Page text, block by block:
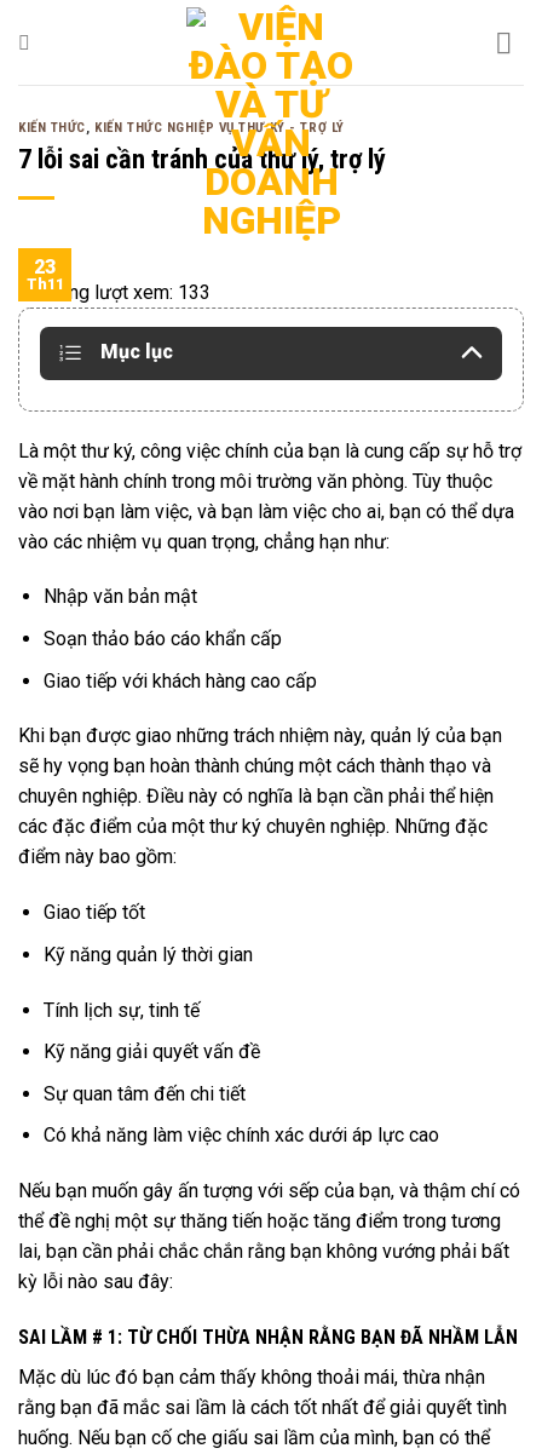
qua
KIẾN THỨC, KIẾN THỨC NGHIỆP VỤ THƯ KÝ - TRỢ LÝ
7 lỗi sai cần tránh của thư lý, trợ lý
23
Th11Tổng lượt xem: 133
Mục lục
Là một thư ký, công việc chính của bạn là cung cấp sự hỗ trợ
về mặt hành chính trong môi trường văn phòng. Tùy thuộc
vào nơi bạn làm việc, và bạn làm việc cho ai, bạn có thể dựa
vào các nhiệm vụ quan trọng, chẳng hạn như:
Nhập văn bản mật
Soạn thảo báo cáo khẩn cấp
Giao tiếp với khách hàng cao cấp
Khi bạn được giao những trách nhiệm này, quản lý của bạn
sẽ hy vọng bạn hoàn thành chúng một cách thành thạo và
chuyên nghiệp. Điều này có nghĩa là bạn cần phải thể hiện
các đặc điểm của một thư ký chuyên nghiệp. Những đặc
điểm này bao gồm:
Giao tiếp tốt
Kỹ năng quản lý thời gian
Tính lịch sự, tinh tế
Kỹ năng giải quyết vấn đề
Sự quan tâm đến chi tiết
Có khả năng làm việc chính xác dưới áp lực cao
Nếu bạn muốn gây ấn tượng với sếp của bạn, và thậm chí có
thể đề nghị một sự thăng tiến hoặc tăng điểm trong tương
lai, bạn cần phải chắc chắn rằng bạn không vướng phải bất
kỳ lỗi nào sau đây:
SAI LẦM # 1: TỪ CHỐI THỪA NHẬN RẰNG BẠN ĐÃ NHẦM LẪN
Mặc dù lúc đó bạn cảm thấy không thoải mái, thừa nhận
rằng bạn đã mắc sai lầm là cách tốt nhất để giải quyết tình
huống. Nếu bạn cố che giấu sai lầm của mình, bạn có thể